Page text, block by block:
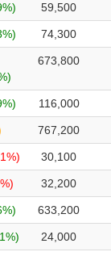
59,500
74,300
673,800
116,000
767,200
30,100
32,200
633,200
24,000